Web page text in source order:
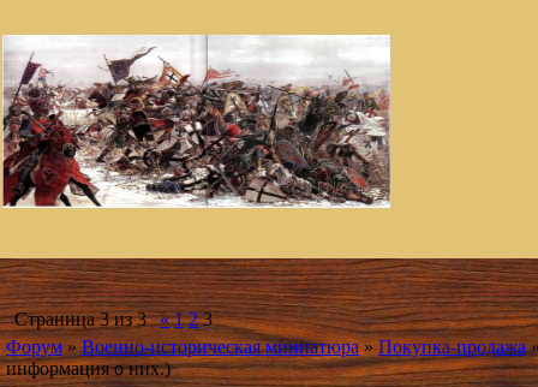
Страница3из3 « 1 2 3
Форум » Военно-историческая миниатюра » Покупка-продажа
информация о них.)